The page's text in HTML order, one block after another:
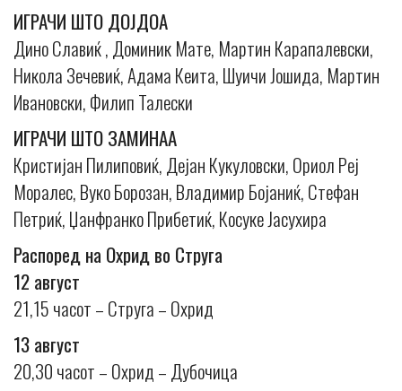
ИГРАЧИ ШТО ДОЈДОА
Дино Славиќ , Доминик Мате, Мартин Карапалевски,
Никола Зечевиќ, Адама Кеита, Шуичи Јошида, Мартин
Ивановски, Филип Талески
ИГРАЧИ ШТО ЗАМИНАА
Кристијан Пилиповиќ, Дејан Кукуловски, Ориол Реј
Моралес, Вуко Борозан, Владимир Бојаниќ, Стефан
Петриќ, Џанфранко Прибетиќ, Косуке Јасухира
Распоред на Охрид во Струга
12 август
21,15 часот – Струга – Охрид
13 август
20,30 часот – Охрид – Дубочица